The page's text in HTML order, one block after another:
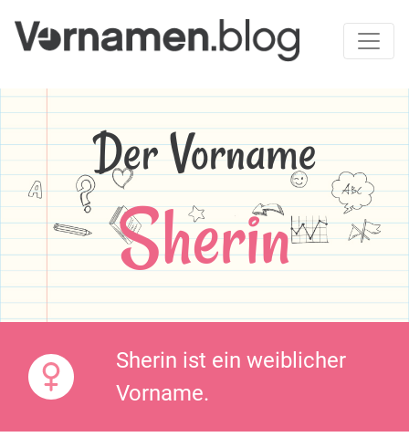
Der Vorname
Sherin
Sherin ist ein weiblicher
Vorname.